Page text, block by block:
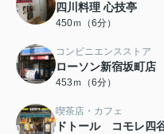
四川料理 心技亭
450ｍ（6分）
コンビニエンスストア
ローソン新宿坂町店
453ｍ（6分）
喫茶店・カフェ
ドトール コモレ四